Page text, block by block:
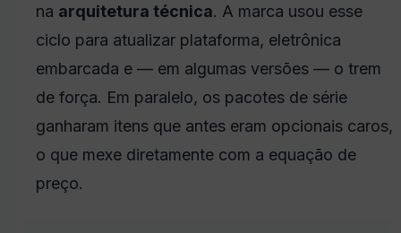
na arquitetura técnica. A marca usou esse
ciclo para atualizar plataforma, eletrônica
embarcada e — em algumas versões — o trem
de força. Em paralelo, os pacotes de série
ganharam itens que antes eram opcionais caros,
o que mexe diretamente com a equação de
preço.